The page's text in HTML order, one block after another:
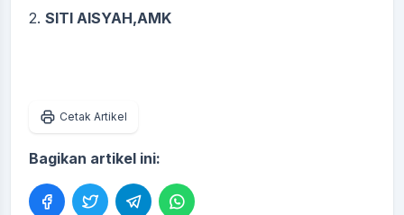
2. SITI AISYAH,AMK
Cetak Artikel
Bagikan artikel ini: